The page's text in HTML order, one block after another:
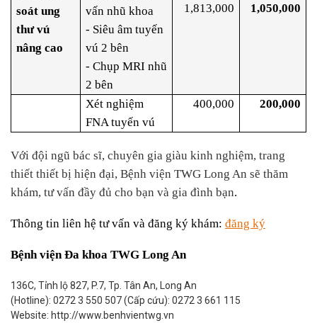
soát ung
thư vú
nâng cao
vấn nhũ khoa
- Siêu âm tuyến
vú 2 bên
- Chụp MRI nhũ
2 bên
1,813,000 1,050,000
Xét nghiệm
FNA tuyến vú
400,000 200,000
Với đội ngũ bác sĩ, chuyên gia giàu kinh nghiệm, trang
thiết thiết bị hiện đại, Bệnh viện TWG Long An sẽ thăm
khám, tư vấn đầy đủ cho bạn và gia đình bạn.
Thông tin liên hệ tư vấn và đăng ký khám: đăng ký
Bệnh viện Đa khoa TWG Long An
136C, Tỉnh lộ 827, P.7, Tp. Tân An, Long An
(Hotline): 0272 3 550 507 (Cấp cứu): 0272 3 661 115
Website: http://www.benhvientwg.vn